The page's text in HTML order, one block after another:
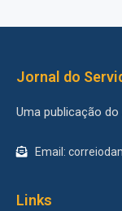
Jornal do
Uma publicação do
Email:
Links